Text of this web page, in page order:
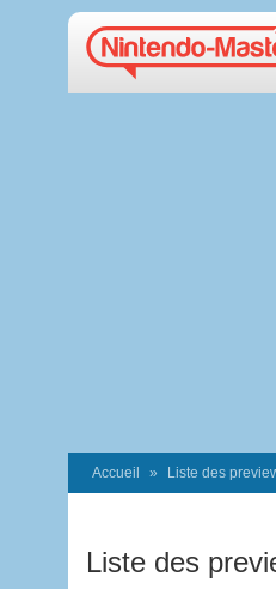
Accueil Liste des
Liste des